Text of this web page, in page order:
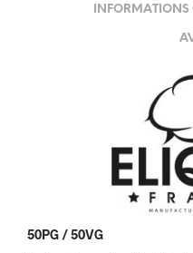
50PG / 50VG